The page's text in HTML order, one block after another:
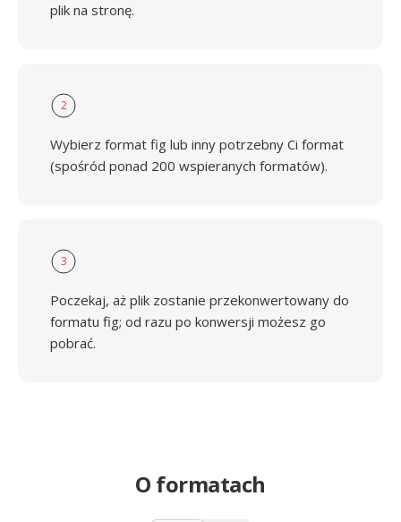
plik na stronę.
2
Wybierz format fig lub inny potrzebny Ci format
(spośród ponad 200 wspieranych formatów).
3
Poczekaj, aż plik zostanie przekonwertowany do
formatu fig; od razu po konwersji możesz go
pobrać.
O formatach